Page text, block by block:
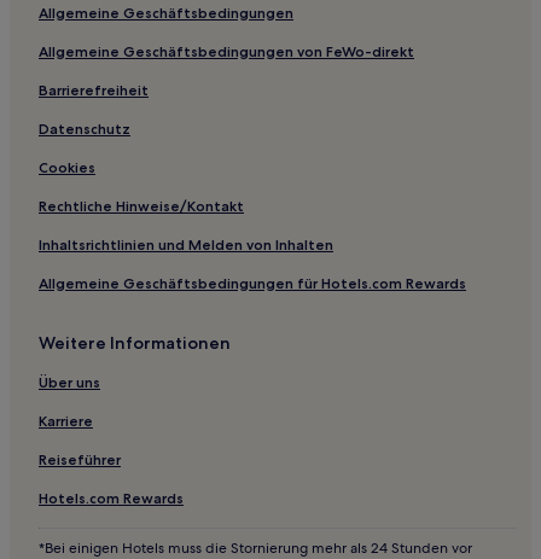
Naeseo-Eup Hotels
Pensionen in Changwon
Business in Changwon
Haustierfreundliche in Changwon
Hotels mit Fitnessbereich in Changwon
Strand in Changwon
Günstige in Jinhae
Familien in Yangsan
Allgemeine Geschäftsbedingungen
Allgemeine Geschäftsbedingungen von FeWo-direkt
Barrierefreiheit
Datenschutz
Cookies
Rechtliche Hinweise/Kontakt
Inhaltsrichtlinien und Melden von Inhalten
Allgemeine Geschäftsbedingungen für Hotels.com Rewards
Weitere Informationen
Über uns
Karriere
Reiseführer
Hotels.com Rewards
*Bei einigen Hotels muss die Stornierung mehr als 24 Stunden vor